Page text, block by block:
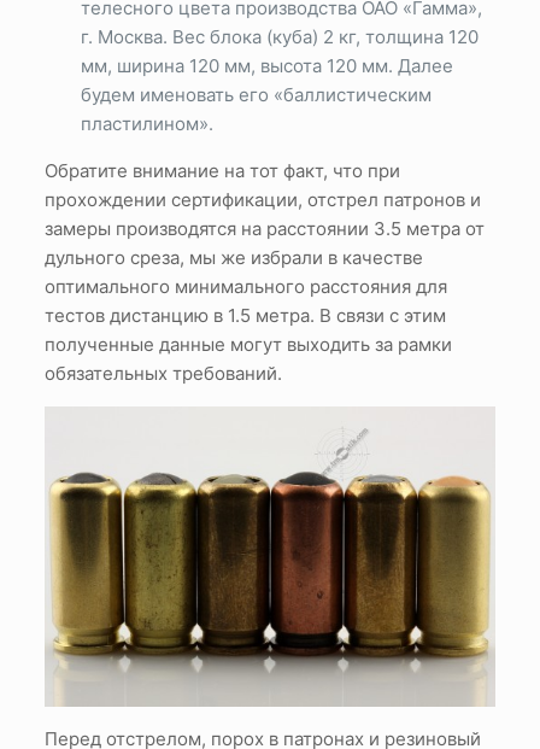
телесного цвета производства ОАО «Гамма»,
г. Москва. Вес блока (куба) 2 кг, толщина 120
мм, ширина 120 мм, высота 120 мм. Далее
будем именовать его «баллистическим
пластилином».
Обратите внимание на тот факт, что при
прохождении сертификации, отстрел патронов и
замеры производятся на расстоянии 3.5 метра от
дульного среза, мы же избрали в качестве
оптимального минимального расстояния для
тестов дистанцию в 1.5 метра. В связи с этим
полученные данные могут выходить за рамки
обязательных требований.
Перед отстрелом, порох в патронах и резиновый